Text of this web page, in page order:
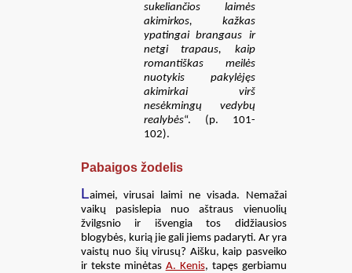
sukeliančios laimės
akimirkos, kažkas
ypatingai brangaus ir
netgi trapaus, kaip
romantiškas meilės
nuotykis pakylėjęs
akimirkai virš
nesėkmingų vedybų
realybės“. (p. 101-
102).
Pabaigos žodelis
Laimei, virusai laimi ne visada. Nemažai
vaikų pasislepia nuo aštraus vienuolių
žvilgsnio ir išvengia tos didžiausios
blogybės, kurią jie gali jiems padaryti. Ar yra
vaistų nuo šių virusų? Aišku, kaip pasveiko
ir tekste minėtas A. Kenis, tapęs gerbiamu